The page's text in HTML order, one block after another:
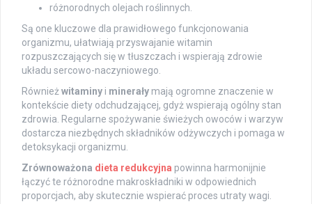
różnorodnych olejach roślinnych.
Są one kluczowe dla prawidłowego funkcjonowania
organizmu, ułatwiają przyswajanie witamin
rozpuszczających się w tłuszczach i wspierają zdrowie
układu sercowo-naczyniowego.
Również witaminy i minerały mają ogromne znaczenie w
kontekście diety odchudzającej, gdyż wspierają ogólny stan
zdrowia. Regularne spożywanie świeżych owoców i warzyw
dostarcza niezbędnych składników odżywczych i pomaga w
detoksykacji organizmu.
Zrównoważona dieta redukcyjna powinna harmonijnie
łączyć te różnorodne makroskładniki w odpowiednich
proporcjach, aby skutecznie wspierać proces utraty wagi.